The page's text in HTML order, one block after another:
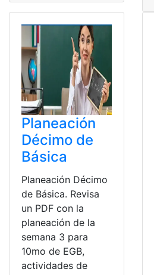
Planeación
Décimo de
Básica
Planeación Décimo
de Básica. Revisa
un PDF con la
planeación de la
semana 3 para
10mo de EGB,
actividades de